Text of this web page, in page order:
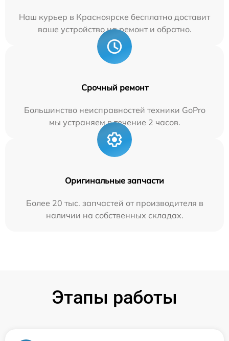
Наш курьер в Красноярске бесплатно доставит
ваше устройство на ремонт и обратно.
Срочный ремонт
Большинство неисправностей техники GoPro
мы устраняем в течение 2 часов.
Оригинальные запчасти
Более 20 тыс. запчастей от производителя в
наличии на собственных складах.
Этапы работы